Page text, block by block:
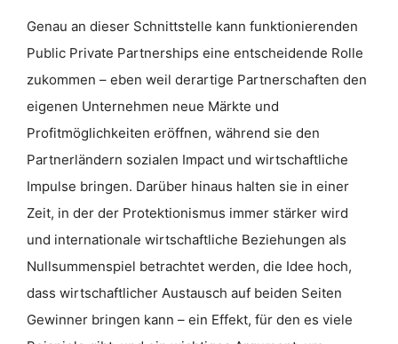
Genau an dieser Schnittstelle kann funktionierenden
Public Private Partnerships eine entscheidende Rolle
zukommen – eben weil derartige Partnerschaften den
eigenen Unternehmen neue Märkte und
Profitmöglichkeiten eröffnen, während sie den
Partnerländern sozialen Impact und wirtschaftliche
Impulse bringen. Darüber hinaus halten sie in einer
Zeit, in der der Protektionismus immer stärker wird
und internationale wirtschaftliche Beziehungen als
Nullsummenspiel betrachtet werden, die Idee hoch,
dass wirtschaftlicher Austausch auf beiden Seiten
Gewinner bringen kann – ein Effekt, für den es viele